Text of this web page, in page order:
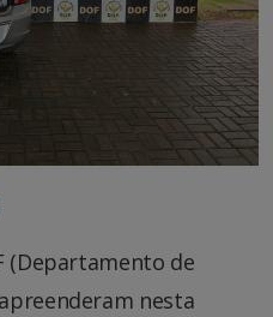
(Departamento de
nesta